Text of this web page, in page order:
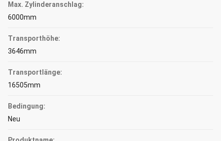
Max. Zylinderanschlag:
6000mm
Transporthöhe:
3646mm
Transportlänge:
16505mm
Bedingung:
Neu